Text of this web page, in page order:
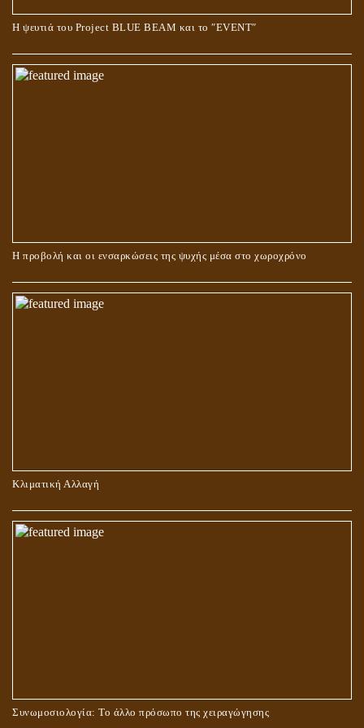
Η ψευτιά του Project BLUE BEAM και το ʺEVENTʺ
Η προβολή και οι ενσαρκώσεις της ψυχής μέσα στο χωροχρόνο
Κλιματική Αλλαγή
Συνωμοσιολογία: Το άλλο πρόσωπο της χειραγώγησης
Ο ΡΟΛΟΣ ΤΗΣ ΛΙΛΙΘ ΣΤΗ ΓΕΝΕΣΗ
ΠΕΡΙ ΓΑΜΟΥ ΚΑΙ ΔΙΑΖΥΓΙΟΥ
ΠΕΡΙ ΠΡΟΣΕΥΧΗΣ, ΝΗΣΤΕΙΑΣ ΚΑΙ ΕΛΕΗΜΟΣΥΝΗΣ
ΣΤΑΥΡΩΣΗ ΤΟΥ ΧΡΙΣΤΟΥ: ΜΥΘΟΣ Ή ΠΡΑΓΜΑΤΙΚΟΤΗΤΑ;